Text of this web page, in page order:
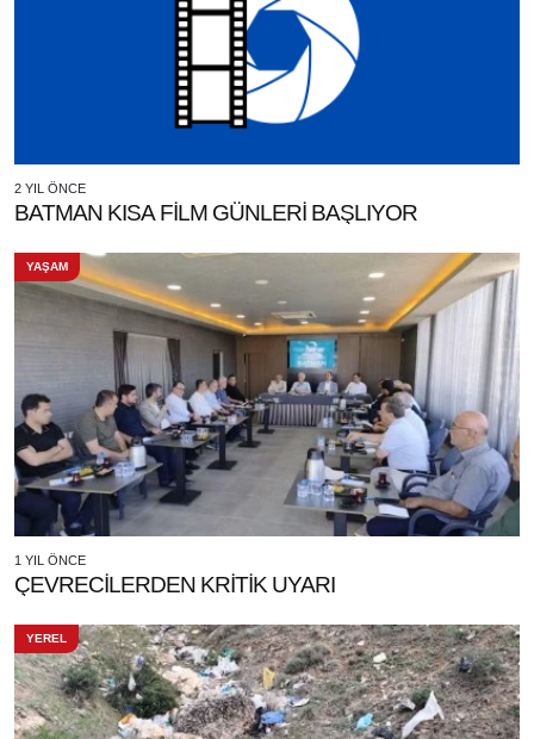
2 YIL ÖNCE
BATMAN KISA FİLM GÜNLERİ BAŞLIYOR
YAŞAM
1 YIL ÖNCE
ÇEVRECİLERDEN KRİTİK UYARI
YEREL